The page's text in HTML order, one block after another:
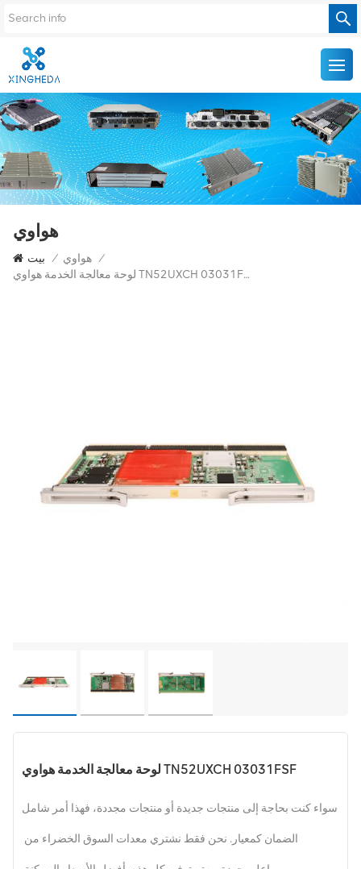
هواوي
بيت / هواوي /
لوحة معالجة الخدمة هواوي TN52UXCH 03031FSF
لوحة معالجة الخدمة هواوي TN52UXCH 03031FSF
سواء كنت بحاجة إلى منتجات جديدة أو منتجات مجددة، فهذا أمر شامل
الضمان كمعيار. نحن فقط نشتري معدات السوق الخضراء من